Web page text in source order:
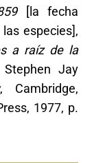
[la fecha
especies],
a raíz de la
Stephen Jay
, Cambridge,
1977, p.